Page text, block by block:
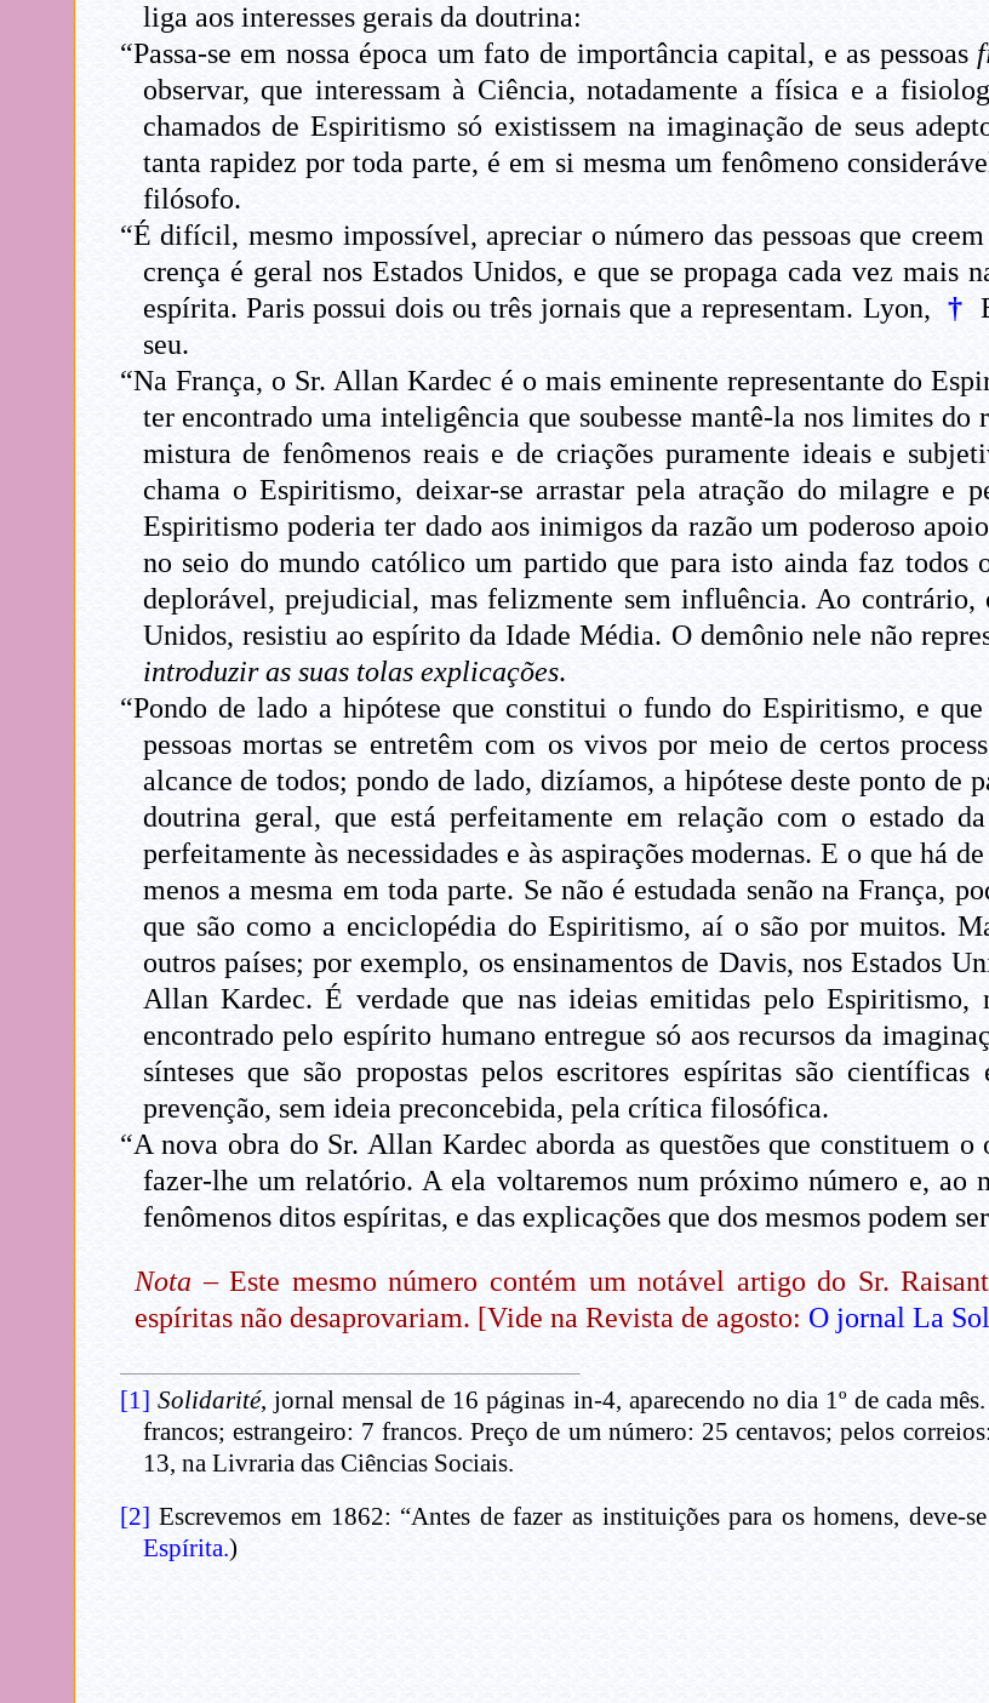
liga aos interesses gerais da doutrina:
“Passa-se em nossa época um fato de importância capital, e as pessoas
observar, que interessam à Ciência, notadamente a física e a
chamados de Espiritismo só existissem na imaginação de seus
tanta rapidez por toda parte, é em si mesma um fenômeno
filósofo.
“É difícil, mesmo impossível, apreciar o número das pessoas que
crença é geral nos Estados Unidos, e que se propaga cada vez mais
espírita. Paris possui dois ou três jornais que a representam. Lyon,
†
seu.
“Na França, o Sr. Allan Kardec é o mais eminente representante do
ter encontrado uma inteligência que soubesse mantê-la nos limites
mistura de fenômenos reais e de criações puramente ideais e
chama o Espiritismo, deixar-se arrastar pela atração do milagre e
Espiritismo poderia ter dado aos inimigos da razão um poderoso
no seio do mundo católico um partido que para isto ainda faz todos
deplorável, prejudicial, mas felizmente sem influência. Ao contrário,
Unidos, resistiu ao espírito da Idade Média. O demônio nele não
introduzir as suas tolas explicações.
“Pondo de lado a hipótese que constitui o fundo do Espiritismo, e
pessoas mortas se entretêm com os vivos por meio de certos
alcance de todos; pondo de lado, dizíamos, a hipótese deste ponto de
doutrina geral, que está perfeitamente em relação com o estado
perfeitamente às necessidades e às aspirações modernas. E o que há
menos a mesma em toda parte. Se não é estudada senão na França,
que são como a enciclopédia do Espiritismo, aí o são por muitos.
outros países; por exemplo, os ensinamentos de Davis, nos Estados
Allan Kardec. É verdade que nas ideias emitidas pelo Espiritismo,
encontrado pelo espírito humano entregue só aos recursos da
sínteses que são propostas pelos escritores espíritas são
prevenção, sem ideia preconcebida, pela crítica filosófica.
“A nova obra do Sr. Allan Kardec aborda as questões que constituem o
fazer-lhe um relatório. A ela voltaremos num próximo número e, ao
fenômenos ditos espíritas, e das explicações que dos mesmos podem
Nota – Este mesmo número contém um notável artigo do Sr.
espíritas não desaprovariam. [Vide na Revista de agosto: O jornal La
[1] Solidarité, jornal mensal de 16 páginas in-4, aparecendo no dia 1º de cada
francos; estrangeiro: 7 francos. Preço de um número: 25 centavos; pelos
13, na Livraria das Ciências Sociais.
[2] Escrevemos em 1862: “Antes de fazer as instituições para os homens, deve-
Espírita.)